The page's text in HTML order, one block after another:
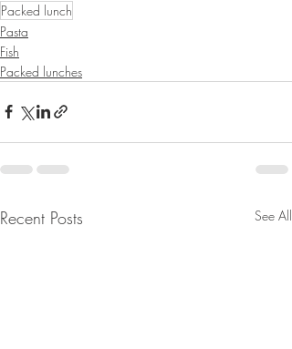
Packed lunch
Pasta
Fish
Packed lunches
Recent Posts See All